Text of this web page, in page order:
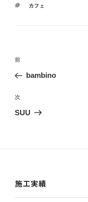
ゴ
タ
カフェ
投
ビ
ゲ
前
の
稿
前
bambino
次
の
次
SUU
施工実績